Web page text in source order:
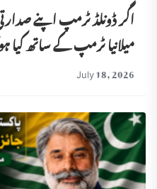
اگر ڈونلڈ ٹرمپ اپنے
میلانیا ٹرمپ کے ساتھ کیا
July 18, 2026